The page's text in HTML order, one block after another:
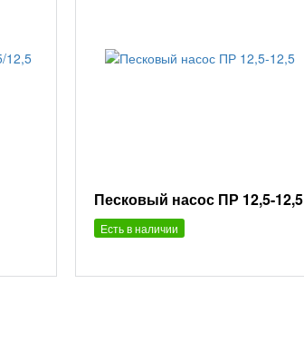
Песковый насос ПР 12,5-12,5
Есть в наличии